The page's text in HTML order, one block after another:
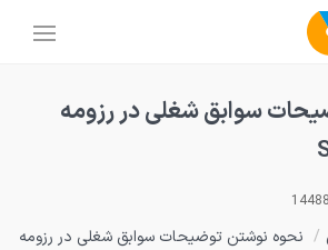
سوابق شغلی در رزومه
/ نحوه نوشتن توضیحات سوابق شغلی در رزومه